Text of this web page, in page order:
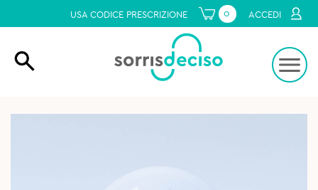
USA CODICE PRESCRIZIONE 0 ACCEDI